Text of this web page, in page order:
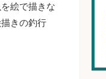
絵で描きな
きの釣行